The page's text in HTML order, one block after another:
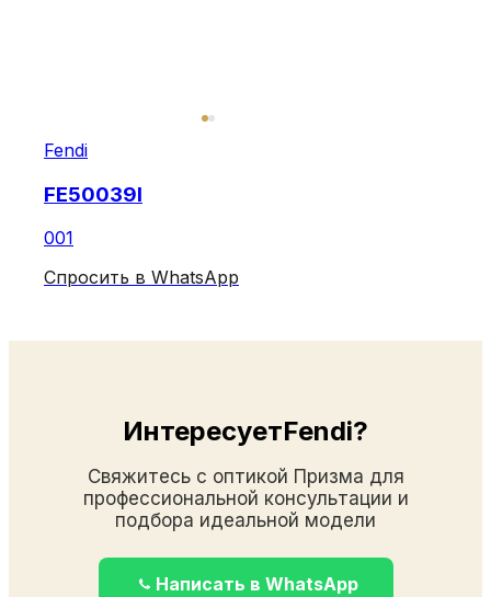
Fendi
FE50039I
001
Спросить в WhatsApp
ИнтересуетFendi?
Свяжитесь с оптикой Призма для
профессиональной консультации и
подбора идеальной модели
Написать в WhatsApp